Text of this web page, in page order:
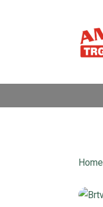
Home